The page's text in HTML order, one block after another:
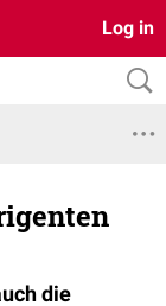
Log in
die